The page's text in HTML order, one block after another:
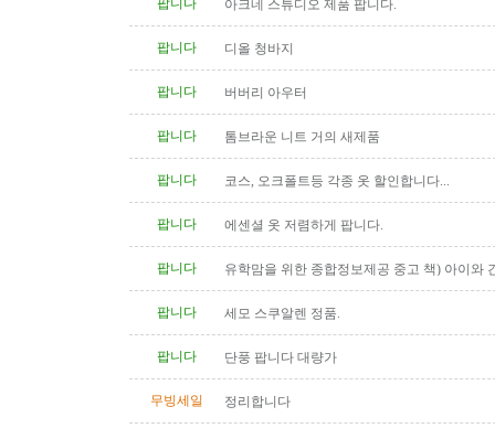
팝니다 아크네 스튜디오 제품 팝니다.
팝니다 디올 청바지
팝니다 버버리 아우터
팝니다 톰브라운 니트 거의 새제품
팝니다 코스, 오크폴트등 각종 옷 할인합니다...
팝니다 에센셜 옷 저렴하게 팝니다.
팝니다
유학맘을 위한 종합정보제공 중고 책) 아이와
팝니다
세모 스쿠알렌 정품.
팝니다 단풍 팝니다 대량가
무빙세일 정리합니다